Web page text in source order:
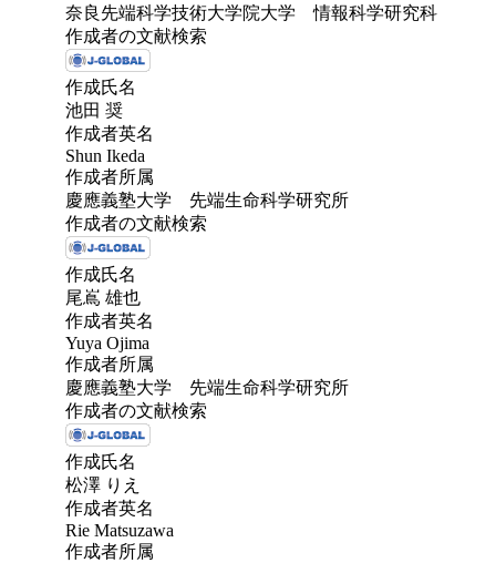
奈良先端科学技術大学院大学 情報科学研究科
作成者の文献検索
作成氏名
池田 奨
作成者英名
Shun Ikeda
作成者所属
慶應義塾大学 先端生命科学研究所
作成者の文献検索
作成氏名
尾嶌 雄也
作成者英名
Yuya Ojima
作成者所属
慶應義塾大学 先端生命科学研究所
作成者の文献検索
作成氏名
松澤 りえ
作成者英名
Rie Matsuzawa
作成者所属